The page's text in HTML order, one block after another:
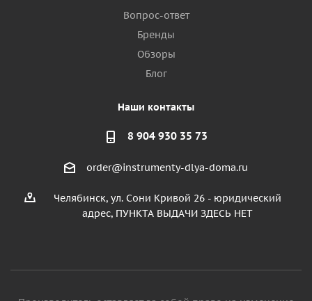
Вопрос-ответ
Бренды
Обзоры
Блог
Наши контакты
8 904 930 35 73
order@instrumenty-dlya-doma.ru
Челябинск, ул. Сони Кривой 26 - юридический
адрес, ПУНКТА ВЫДАЧИ ЗДЕСЬ НЕТ